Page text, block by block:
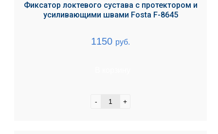
Фиксатор локтевого сустава с протектором и
усиливающими швами Fosta F-8645
1150 руб.
- +